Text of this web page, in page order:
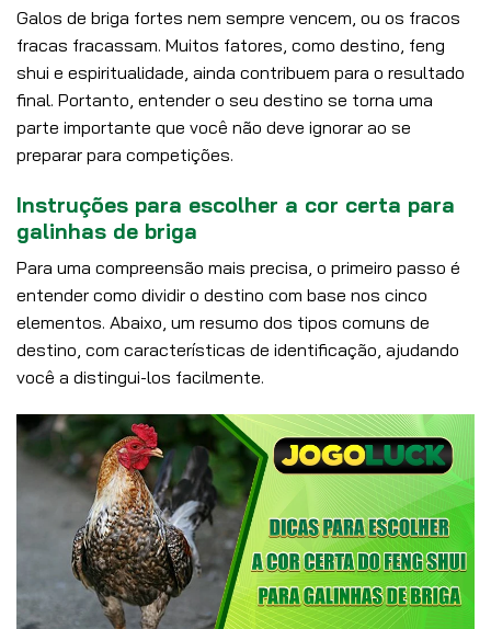
Galos de briga fortes nem sempre vencem, ou os fracos
fracas fracassam. Muitos fatores, como destino, feng
shui e espiritualidade, ainda contribuem para o resultado
final. Portanto, entender o seu destino se torna uma
parte importante que você não deve ignorar ao se
preparar para competições.
Instruções para escolher a cor certa para
galinhas de briga
Para uma compreensão mais precisa, o primeiro passo é
entender como dividir o destino com base nos cinco
elementos. Abaixo, um resumo dos tipos comuns de
destino, com características de identificação, ajudando
você a distingui-los facilmente.